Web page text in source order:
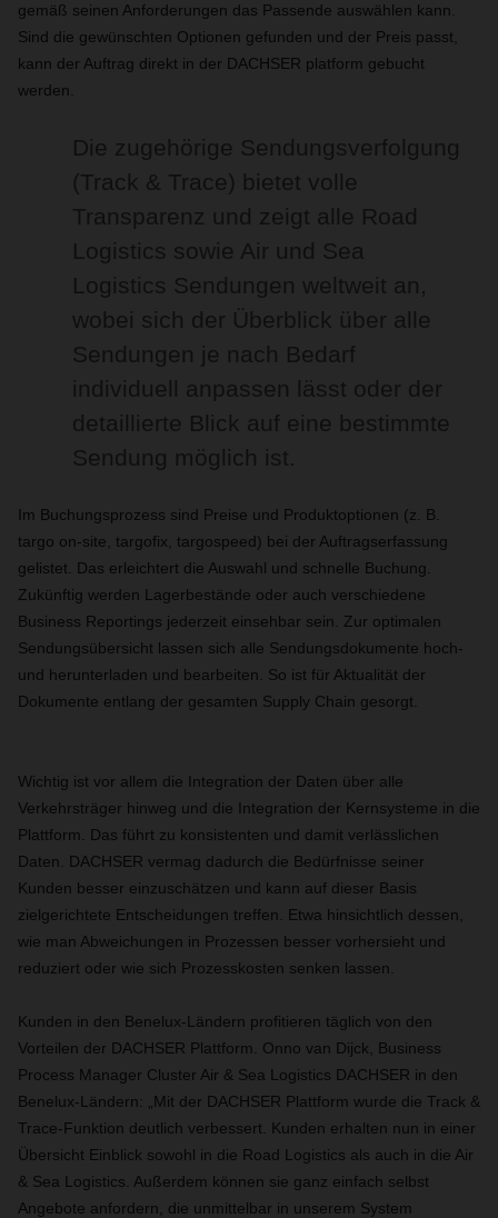
gemäß seinen Anforderungen das Passende auswählen kann.
Sind die gewünschten Optionen gefunden und der Preis passt,
kann der Auftrag direkt in der DACHSER platform gebucht
werden.
Die zugehörige Sendungsverfolgung
(Track & Trace) bietet volle
Transparenz und zeigt alle Road
Logistics sowie Air und Sea
Logistics Sendungen weltweit an,
wobei sich der Überblick über alle
Sendungen je nach Bedarf
individuell anpassen lässt oder der
detaillierte Blick auf eine bestimmte
Sendung möglich ist.
Im Buchungsprozess sind Preise und Produktoptionen (z. B.
targo on-site, targofix, targospeed) bei der Auftragserfassung
gelistet. Das erleichtert die Auswahl und schnelle Buchung.
Zukünftig werden Lagerbestände oder auch verschiedene
Business Reportings jederzeit einsehbar sein. Zur optimalen
Sendungsübersicht lassen sich alle Sendungsdokumente hoch-
und herunterladen und bearbeiten. So ist für Aktualität der
Dokumente entlang der gesamten Supply Chain gesorgt.
Wichtig ist vor allem die Integration der Daten über alle
Verkehrsträger hinweg und die Integration der Kernsysteme in die
Plattform. Das führt zu konsistenten und damit verlässlichen
Daten. DACHSER vermag dadurch die Bedürfnisse seiner
Kunden besser einzuschätzen und kann auf dieser Basis
zielgerichtete Entscheidungen treffen. Etwa hinsichtlich dessen,
wie man Abweichungen in Prozessen besser vorhersieht und
reduziert oder wie sich Prozesskosten senken lassen.
Kunden in den Benelux-Ländern profitieren täglich von den
Vorteilen der DACHSER Plattform. Onno van Dijck, Business
Process Manager Cluster Air & Sea Logistics DACHSER in den
Benelux-Ländern: „Mit der DACHSER Plattform wurde die Track &
Trace-Funktion deutlich verbessert. Kunden erhalten nun in einer
Übersicht Einblick sowohl in die Road Logistics als auch in die Air
& Sea Logistics. Außerdem können sie ganz einfach selbst
Angebote anfordern, die unmittelbar in unserem System